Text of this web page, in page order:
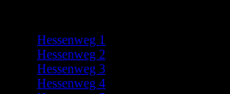
Hessenweg 1
Hessenweg 2
Hessenweg 3
Hessenweg 4